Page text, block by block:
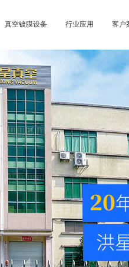
真空镀膜设备 行业应用 客户